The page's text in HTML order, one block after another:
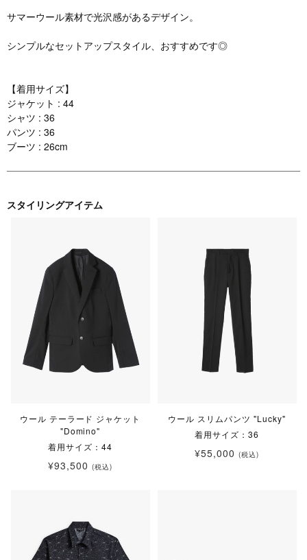
サマーウール素材で光沢感があるデザイン。
シンプルなセットアップスタイル、おすすめです◎
【着用サイズ】
ジャケット : 44
シャツ : 36
パンツ : 36
ブーツ : 26cm
スタイリングアイテム
ウール テーラード ジャケット
"Domino"
着用サイズ：44
¥93,500 (税込)
ウール スリムパンツ "Lucky"
着用サイズ：36
¥55,000 (税込)